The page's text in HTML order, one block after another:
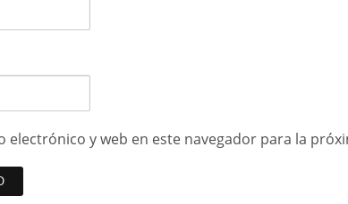
y web en este navegador para la